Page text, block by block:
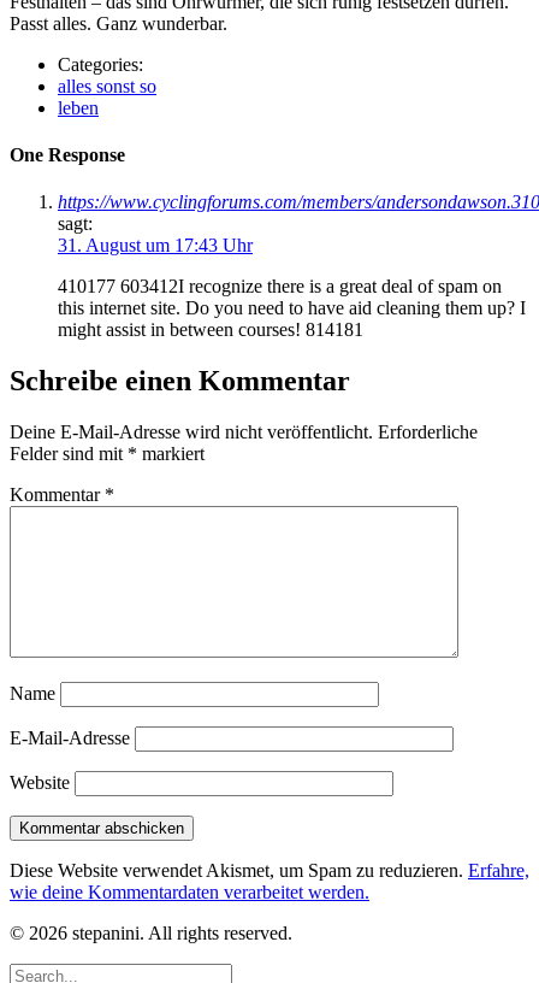
Passt alles. Ganz wunderbar.
Categories:
alles sonst so
leben
One Response
https://www.cyclingforums.com/members/
sagt:
31. August um 17:43 Uhr
410177 603412I recognize there is a great deal of spam on
this internet site. Do you need to have aid cleaning them up? I
might assist in between courses! 814181
Schreibe einen Kommentar
Deine E-Mail-Adresse wird nicht veröffentlicht. Erforderliche
Felder sind mit * markiert
Kommentar *
Name
E-Mail-Adresse
Website
Diese Website verwendet Akismet, um Spam zu reduzieren. Erfahre,
wie deine Kommentardaten verarbeitet werden.
© 2026 stepanini. All rights reserved.